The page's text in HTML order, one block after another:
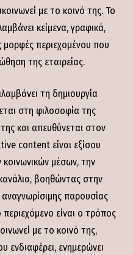
με το κοινό της. Το
κείμενα, γραφικά,
μορφές περιεχομένου που
της εταιρείας.
τη δημιουργία
στη φιλοσοφία της
της και απευθύνεται στον
content είναι εξίσου
μέσων, την
βοηθώντας στην
αναγνωρίσιμης παρουσίας
είναι ο τρόπος
με το κοινό της,
ενδιαφέρει, ενημερώνει